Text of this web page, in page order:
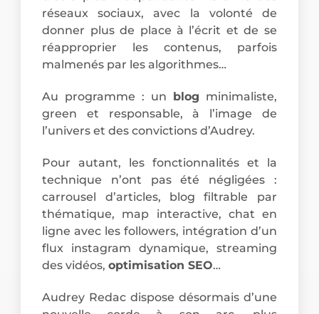
réseaux sociaux, avec la volonté de
donner plus de place à l’écrit et de se
réapproprier les contenus, parfois
malmenés par les algorithmes…
Au programme : un blog minimaliste,
green et responsable, à l’image de
l’univers et des convictions d’Audrey.
Pour autant, les fonctionnalités et la
technique n’ont pas été négligées :
carrousel d’articles, blog filtrable par
thématique, map interactive, chat en
ligne avec les followers, intégration d’un
flux instagram dynamique, streaming
des vidéos,optimisation SEO…
Audrey Redac dispose désormais d’une